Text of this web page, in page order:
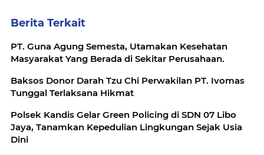
Berita Terkait
PT. Guna Agung Semesta, Utamakan Kesehatan
Masyarakat Yang Berada di Sekitar Perusahaan.
Baksos Donor Darah Tzu Chi Perwakilan PT. Ivomas
Tunggal Terlaksana Hikmat
Polsek Kandis Gelar Green Policing di SDN 07 Libo
Jaya, Tanamkan Kepedulian Lingkungan Sejak Usia
Dini